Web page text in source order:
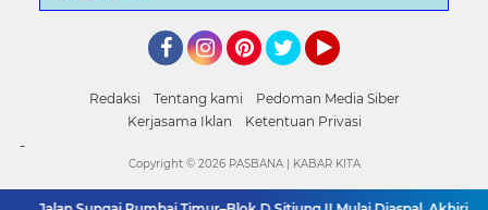
Redaksi Tentang kami
Pedoman Media Siber
Kerjasama Iklan
Ketentuan Privasi
-
Copyright © 2026 PASBANA | KABAR KITA